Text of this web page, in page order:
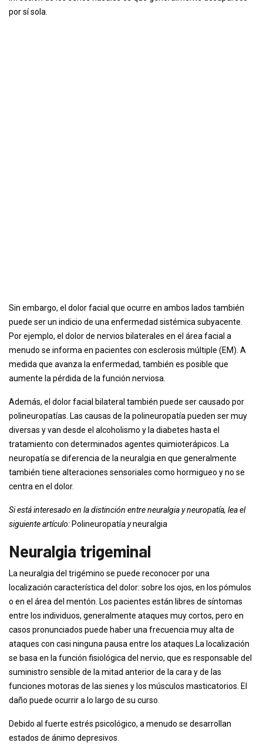
por sí sola.
Sin embargo, el dolor facial que ocurre en ambos lados también
puede ser un indicio de una enfermedad sistémica subyacente.
Por ejemplo, el dolor de nervios bilaterales en el área facial a
menudo se informa en pacientes con esclerosis múltiple (EM). A
medida que avanza la enfermedad, también es posible que
aumente la pérdida de la función nerviosa.
Además, el dolor facial bilateral también puede ser causado por
polineuropatías. Las causas de la polineuropatía pueden ser muy
diversas y van desde el alcoholismo y la diabetes hasta el
tratamiento con determinados agentes quimioterápicos. La
neuropatía se diferencia de la neuralgia en que generalmente
también tiene alteraciones sensoriales como hormigueo y no se
centra en el dolor.
Si está interesado en la distinción entre neuralgia y neuropatía, lea el
siguiente artículo: Polineuropatía yneuralgia
Neuralgia trigeminal
La neuralgia del trigémino se puede reconocer por una
localización característica del dolor: sobre los ojos, en los pómulos
o en el área del mentón. Los pacientes están libres de síntomas
entre los individuos, generalmente ataques muy cortos, pero en
casos pronunciados puede haber una frecuencia muy alta de
ataques con casi ninguna pausa entre los ataques.La localización
se basa en la función fisiológica del nervio, que es responsable del
suministro sensible de la mitad anterior de la cara y de las
funciones motoras de las sienes y los músculos masticatorios. El
daño puede ocurrir a lo largo de su curso.
Debido al fuerte estrés psicológico, a menudo se desarrollan
estados de ánimo depresivos.